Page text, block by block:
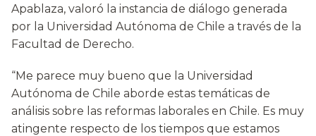
Apablaza, valoró la instancia de diálogo generada
por la Universidad Autónoma de Chile a través de la
Facultad de Derecho.
“Me parece muy bueno que la Universidad
Autónoma de Chile aborde estas temáticas de
análisis sobre las reformas laborales en Chile. Es muy
atingente respecto de los tiempos que estamos